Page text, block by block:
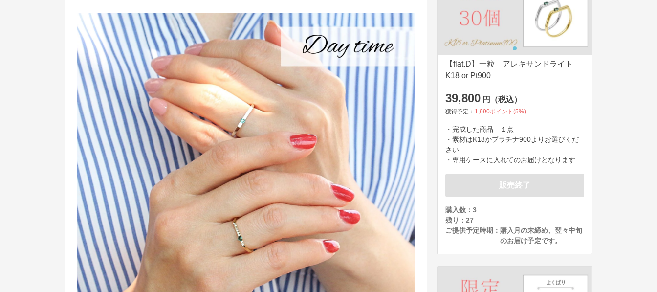
【flat.D】一粒 アレキサンドライト
K18 or Pt900
39,800 円（税込）
獲得予定： 1,990ポイント(5%)
・完成した商品　１点
・素材はK18かプラチナ900よりお選びくだ
さい
・専用ケースに入れてのお届けとなります
販売終了
購入数：3
残り： 27
ご提供予定時期： 購入月の末締め、翌々中旬
のお届け予定です。